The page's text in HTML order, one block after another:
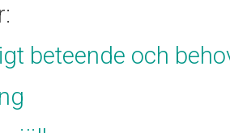
beteende och